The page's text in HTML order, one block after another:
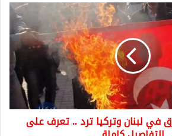
في لبنان وتركيا ترد .. تعرف على